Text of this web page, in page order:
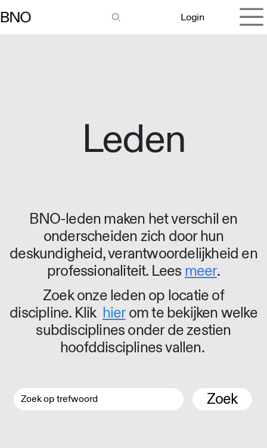
Login
Leden
BNO-leden maken het verschil en
onderscheiden zich door hun
deskundigheid, verantwoordelijkheid en
professionaliteit. Lees meer.
Zoek onze leden op locatie of
discipline. Klik hierom te bekijken welke
subdisciplines onder de zestien
hoofddisciplines vallen.
Zoek